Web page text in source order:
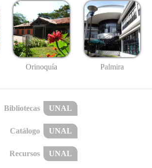
Orinoquía Palmira
Bibliotecas UNAL
Catálogo UNAL
Recursos UNAL